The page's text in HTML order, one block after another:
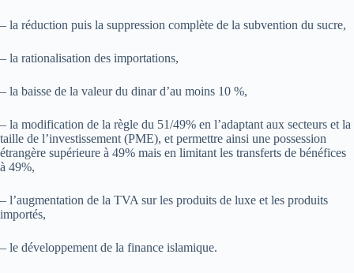
– la réduction puis la suppression complète de la subvention du sucre,
– la rationalisation des importations,
– la baisse de la valeur du dinar d’au moins 10 %,
– la modification de la règle du 51/49% en l’adaptant aux secteurs et la
taille de l’investissement (PME), et permettre ainsi une possession
étrangère supérieure à 49% mais en limitant les transferts de bénéfices
à 49%,
– l’augmentation de la TVA sur les produits de luxe et les produits
importés,
– le développement de la finance islamique.